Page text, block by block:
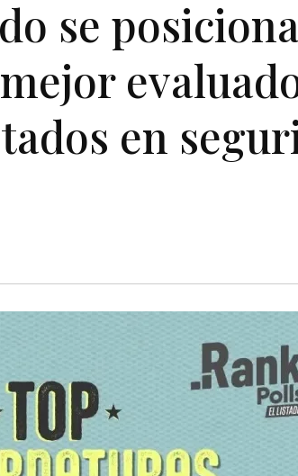
se
en